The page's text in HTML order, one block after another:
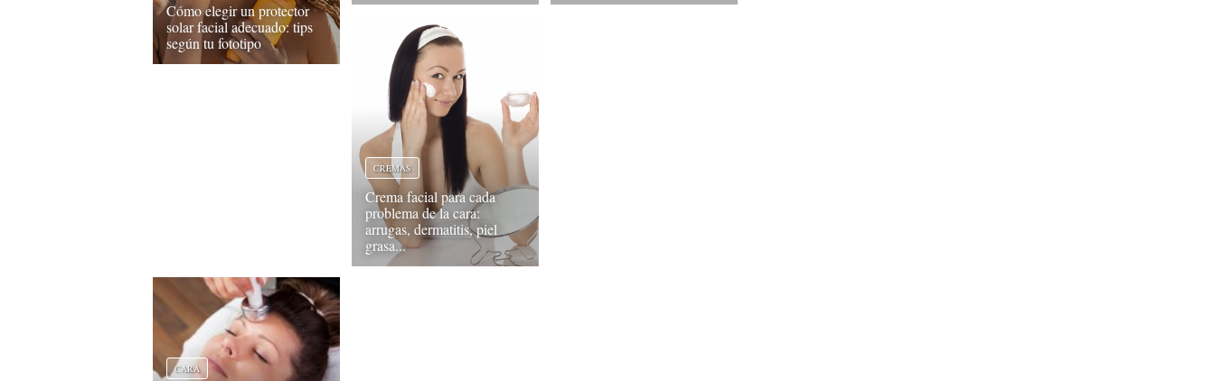
Cómo elegir un protector
solar facial adecuado: tips
según tu fototipo
CREMAS
Crema facial para cada
problema de la cara:
arrugas, dermatitis, piel
grasa...
CARA